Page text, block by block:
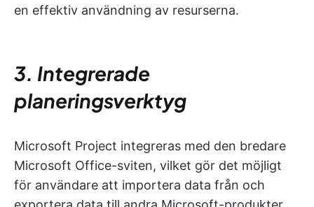
en effektiv användning av resurserna.
3. Integrerade
planeringsverktyg
Microsoft Project integreras med den bredare
Microsoft Office-sviten, vilket gör det möjligt
för användare att importera data från och